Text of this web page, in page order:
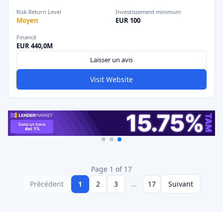
Risk Return Level
Moyen
Investissement minimum
EUR 100
Financé
EUR 440,0M
Laisser un avis
Visit Website
Page 1 of 17
Précédent
1 2 3 ... 17 Suivant